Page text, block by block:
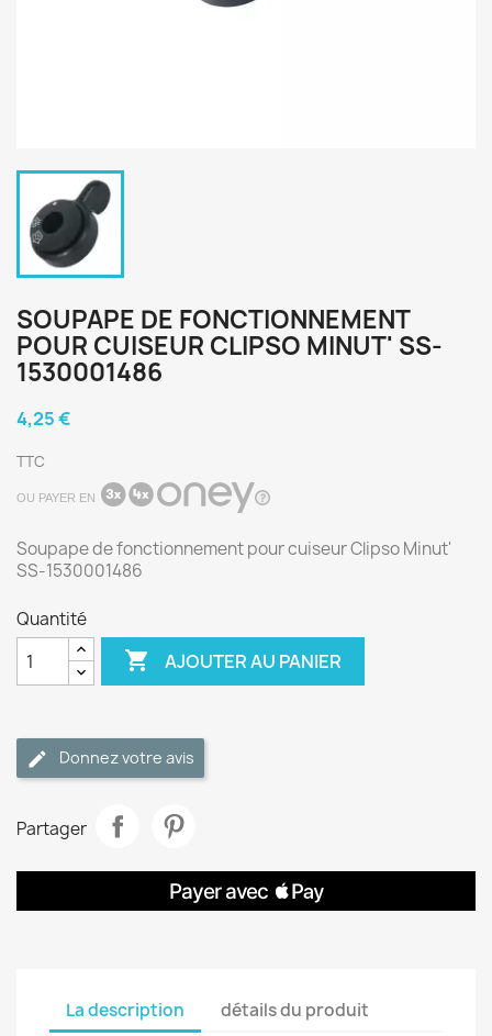
SOUPAPE DE FONCTIONNEMENT
POUR CUISEUR CLIPSO MINUT' SS-
1530001486
4,25 €
TTC
OU PAYER EN
Soupape de fonctionnement pour cuiseur Clipso Minut'
SS-1530001486
Quantité
 AJOUTER AU PANIER
Donnez votre avis
Partager
La description détails du produit